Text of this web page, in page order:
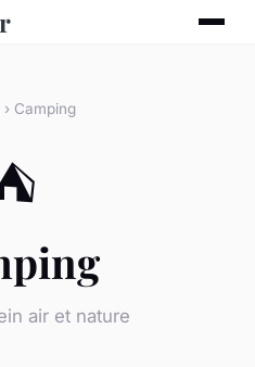
› Camping
air et nature